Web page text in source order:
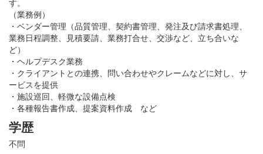
す。
（業務例）
・ベンダー管理（品質管理、契約書管理、発注及び請求書処理、
業務日程調整、見積要請、業務打合せ、交渉など、立ち合いな
ど）
・ヘルプデスク業務
・クライアントとの連携、問い合わせやクレームなどに対し、サ
ービスを提供
・施設巡回、軽微な設備点検
・各種報告書作成、提案資料作成 など
学歴
不問